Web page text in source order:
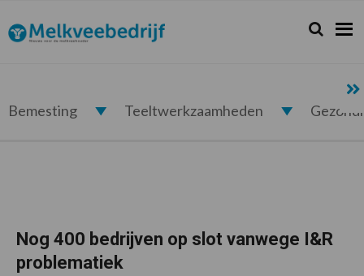
de
hoofdnavigatie
de
hoofd
de
eerste
de
voettekst
Melkveebedrijf.nl Zoeken...
Zoek
Bemesting Teeltwerkzaamheden
Nog 400 bedrijven op slot vanwege I&R
problematiek